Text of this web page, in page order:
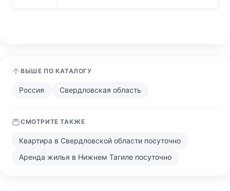
ВЫШЕ ПО КАТАЛОГУ
Россия Свердловская область
СМОТРИТЕ ТАКЖЕ
Квартира в Свердловской области посуточно
Аренда жилья в Нижнем Тагиле посуточно